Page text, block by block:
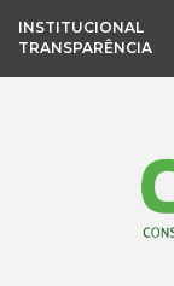
INSTITUCIONAL
TRANSPARÊNCIA